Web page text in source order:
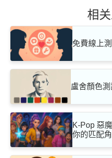
相
免費線上
盧舍顏色
K-Pop 惡
你的匹配